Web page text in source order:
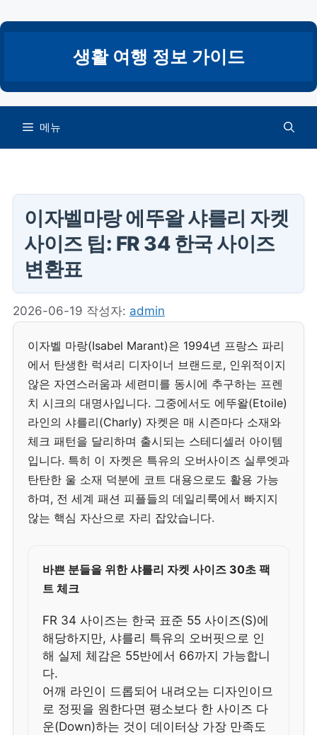
텐
건
너
생활 여행 정보 가이드
메뉴
이자벨마랑 에뚜왈 샤를리 자켓
사이즈 팁: FR 34 한국 사이즈
변환표
2026-06-19 작성자: admin
이자벨 마랑(Isabel Marant)은 1994년 프랑스 파리
에서 탄생한 럭셔리 디자이너 브랜드로, 인위적이지
않은 자연스러움과 세련미를 동시에 추구하는 프렌
치 시크의 대명사입니다. 그중에서도 에뚜왈(Etoile)
라인의 샤를리(Charly) 자켓은 매 시즌마다 소재와
체크 패턴을 달리하며 출시되는 스테디셀러 아이템
입니다. 특히 이 자켓은 특유의 오버사이즈 실루엣과
탄탄한 울 소재 덕분에 코트 대용으로도 활용 가능
하며, 전 세계 패션 피플들의 데일리룩에서 빠지지
않는 핵심 자산으로 자리 잡았습니다.
바쁜 분들을 위한 샤를리 자켓 사이즈 30초 팩
트 체크
FR 34 사이즈는 한국 표준 55 사이즈(S)에
해당하지만, 샤를리 특유의 오버핏으로 인
해 실제 체감은 55반에서 66까지 가능합니
다.
어깨 라인이 드롭되어 내려오는 디자인이므
로 정핏을 원한다면 평소보다 한 사이즈 다
운(Down)하는 것이 데이터상 가장 만족도